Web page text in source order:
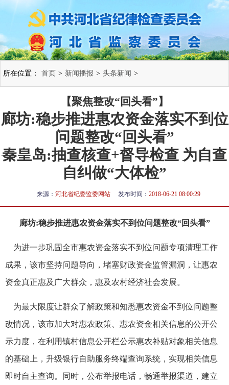
所在位置： 首页 > 新闻播报 > 头条新闻 >
【聚焦整改“回头看”】
廊坊:稳步推进惠农资金落实不到位
问题整改“回头看”
秦皇岛:抽查核查+督导检查 为自查
自纠做“大体检”
来源： 河北省纪委监委网站 发布时间： 2018-06-21 08:00:29
廊坊:稳步推进惠农资金落实不到位问题整改“回头看”
为进一步巩固全市惠农资金落实不到位问题专项清理工作
成果，该市坚持问题导向，堵塞财政资金监管漏洞，让惠农
资金真正惠及广大群众，惠及农村经济社会发展。
为最大限度让群众了解政策和知悉惠农资金不到位问题整
改情况，该市加大对惠农政策、惠农资金相关信息的公开公
示力度，在利用镇村信息公开栏公示惠农补贴对象相关信息
的基础上，升级银行自助服务终端查询系统，实现相关信息
即时自主查询。同时，公布举报电话，畅通举报渠道，建立